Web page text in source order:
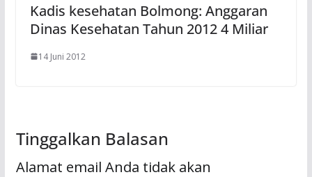
Kadis kesehatan Bolmong: Anggaran
Dinas Kesehatan Tahun 2012 4 Miliar
14 Juni 2012
Tinggalkan Balasan
Alamat email Anda tidak akan